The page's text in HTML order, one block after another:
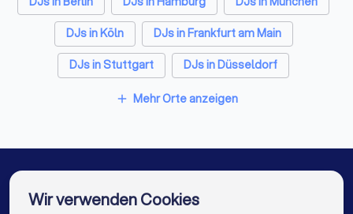
DJs in Köln
DJs in Frankfurt am Main
DJs in Stuttgart
DJs in Düsseldorf
DJs in Essen
DJs in Bochum
DJs in Wuppertal
add Mehr Orte anzeigen
Wir verwenden Cookies